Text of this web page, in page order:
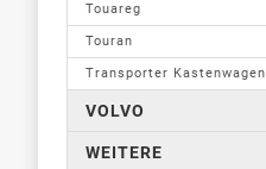
Touareg
Touran
Transporter Kastenwagen
VOLVO
WEITERE